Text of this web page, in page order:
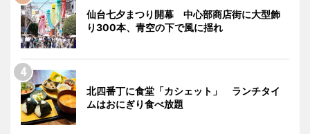
仙台七夕まつり開幕 中心部商店街に大型飾
り300本、青空の下で風に揺れ
北四番丁に食堂「カシェット」 ランチタイ
ムはおにぎり食べ放題